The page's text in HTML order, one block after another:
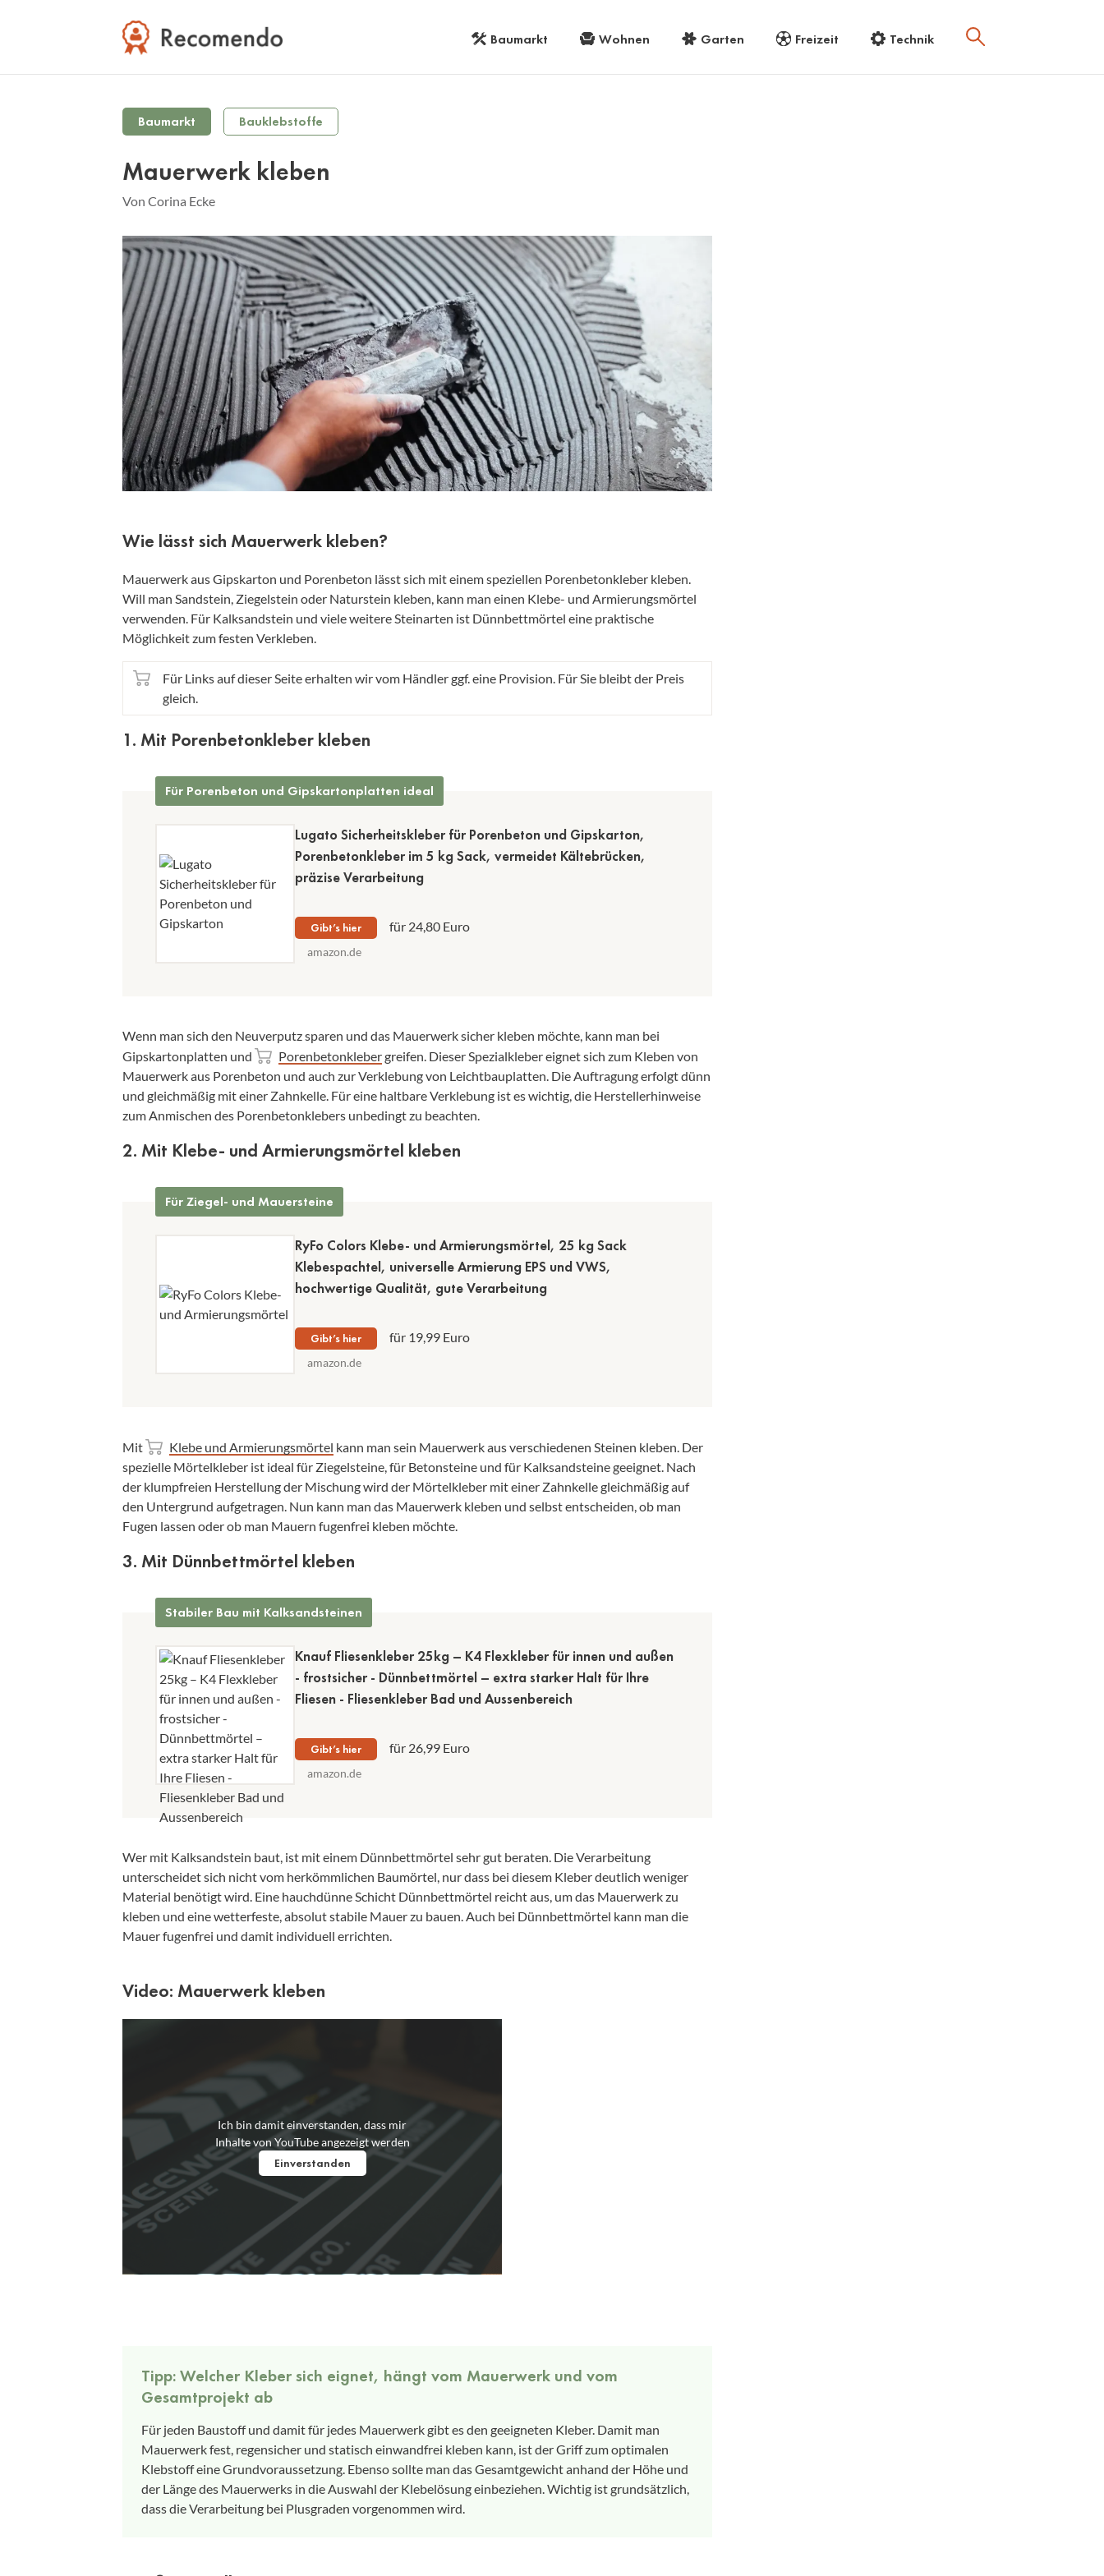
Baumarkt Wohnen Garten Freizeit Technik
Baumarkt Bauklebstoffe
Mauerwerk kleben
Von Corina Ecke
Wie lässt sich Mauerwerk kleben?
Mauerwerk aus Gipskarton und Porenbeton lässt sich mit einem speziellen Porenbetonkleber kleben.
Will man Sandstein, Ziegelstein oder Naturstein kleben, kann man einen Klebe- und Armierungsmörtel
verwenden. Für Kalksandstein und viele weitere Steinarten ist Dünnbettmörtel eine praktische
Möglichkeit zum festen Verkleben.
Für Links auf dieser Seite erhalten wir vom Händler ggf. eine Provision. Für Sie bleibt der Preis
gleich.
1. Mit Porenbetonkleber kleben
Für Porenbeton und Gipskartonplatten ideal
Lugato Sicherheitskleber für Porenbeton und Gipskarton,
Porenbetonkleber im 5 kg Sack, vermeidet Kältebrücken,
präzise Verarbeitung
Gibt’s hier für 24,80 Euro
amazon.de
Wenn man sich den Neuverputz sparen und das Mauerwerk sicher kleben möchte, kann man bei
Gipskartonplatten und
Porenbetonklebergreifen. Dieser Spezialkleber eignet sich zum Kleben von
Mauerwerk aus Porenbeton und auch zur Verklebung von Leichtbauplatten. Die Auftragung erfolgt dünn
und gleichmäßig mit einer Zahnkelle. Für eine haltbare Verklebung ist es wichtig, die Herstellerhinweise
zum Anmischen des Porenbetonklebers unbedingt zu beachten.
2. Mit Klebe- und Armierungsmörtel kleben
Für Ziegel- und Mauersteine
RyFo Colors Klebe- und Armierungsmörtel, 25 kg Sack
Klebespachtel, universelle Armierung EPS und VWS,
hochwertige Qualität, gute Verarbeitung
Gibt’s hier für 19,99 Euro
amazon.de
Mit Klebe und Armierungsmörtel kann man sein Mauerwerk aus verschiedenen Steinen kleben. Der
spezielle Mörtelkleber ist ideal für Ziegelsteine, für Betonsteine und für Kalksandsteine geeignet. Nach
der klumpfreien Herstellung der Mischung wird der Mörtelkleber mit einer Zahnkelle gleichmäßig auf
den Untergrund aufgetragen. Nun kann man das Mauerwerk kleben und selbst entscheiden, ob man
Fugen lassen oder ob man Mauern fugenfrei kleben möchte.
3. Mit Dünnbettmörtel kleben
Stabiler Bau mit Kalksandsteinen
Knauf Fliesenkleber 25kg – K4 Flexkleber für innen und außen
- frostsicher - Dünnbettmörtel – extra starker Halt für Ihre
Fliesen - Fliesenkleber Bad und Aussenbereich
Gibt’s hier für 26,99 Euro
amazon.de
Wer mit Kalksandstein baut, ist mit einem Dünnbettmörtel sehr gut beraten. Die Verarbeitung
unterscheidet sich nicht vom herkömmlichen Baumörtel, nur dass bei diesem Kleber deutlich weniger
Material benötigt wird. Eine hauchdünne Schicht Dünnbettmörtel reicht aus, um das Mauerwerk zu
kleben und eine wetterfeste, absolut stabile Mauer zu bauen. Auch bei Dünnbettmörtel kann man die
Mauer fugenfrei und damit individuell errichten.
Video: Mauerwerk kleben
Ich bin damit einverstanden, dass mir
Inhalte von YouTube angezeigt werden
Einverstanden
Tipp: Welcher Kleber sich eignet, hängt vom Mauerwerk und vom
Gesamtprojekt ab
Für jeden Baustoff und damit für jedes Mauerwerk gibt es den geeigneten Kleber. Damit man
Mauerwerk fest, regensicher und statisch einwandfrei kleben kann, ist der Griff zum optimalen
Klebstoff eine Grundvoraussetzung. Ebenso sollte man das Gesamtgewicht anhand der Höhe und
der Länge des Mauerwerks in die Auswahl der Klebelösung einbeziehen. Wichtig ist grundsätzlich,
dass die Verarbeitung bei Plusgraden vorgenommen wird.